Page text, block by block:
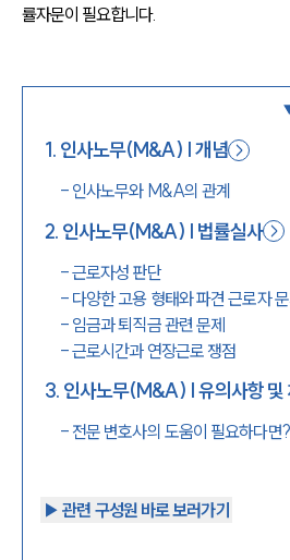
률자문이 필요합니다.
1. 인사노무(M&A) | 개념
- 인사노무와 M&A의 관계
2. 인사노무(M&A) | 법률실사
-근로자성 판단
- 다양한 고용 형태와 파견 근로자
- 임금과 퇴직금 관련 문제
-근로시간과 연장근로 쟁점
3. 인사노무(M&A) | 유의사항 및
- 전문 변호사의 도움이 필요하다면?
▶︎ 관련 구성원 바로 보러가기